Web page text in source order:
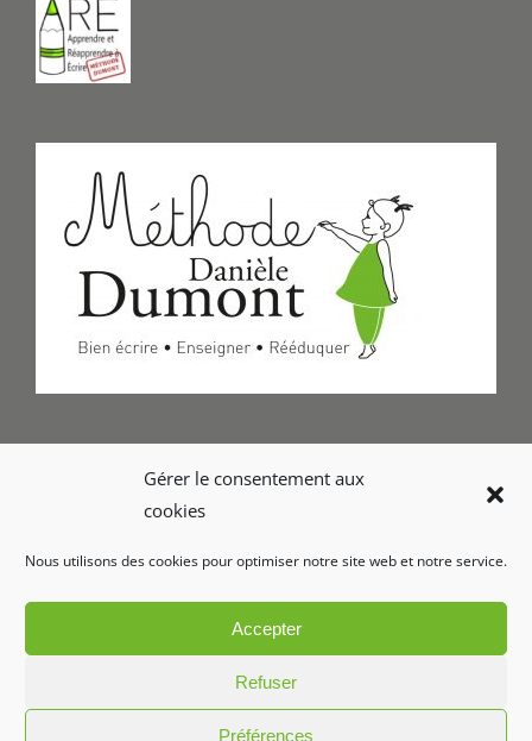
Gérer le consentement aux
cookies
Nous utilisons des cookies pour optimiser notre site web et notre service.
Accepter
Refuser
Préférences
Formulaire de Contact